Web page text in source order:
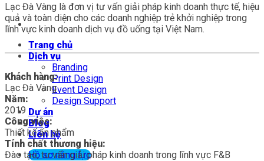
Trang chủ
Dịch vụ
Branding
Print Design
Event Design
Design Support
Dự án
Blog
Liên hệ
Hồ sơ năng lực
Lạc Đà Vàng là đơn vị tư vấn giải pháp kinh doanh thực tế, hiệu
quả và toàn diện cho các doanh nghiệp trẻ khởi nghiệp trong
lĩnh vực kinh doanh dịch vụ đồ uống tại Việt Nam.
Khách hàng:
Lạc Đà Vàng
Năm:
2019
Công việc:
Thiết kế ấn phẩm
Tính chất thương hiệu:
Đào tạo, tư vấn giải pháp kinh doanh trong lĩnh vực F&B